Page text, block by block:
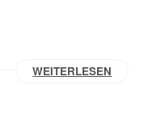
WEITERLESEN